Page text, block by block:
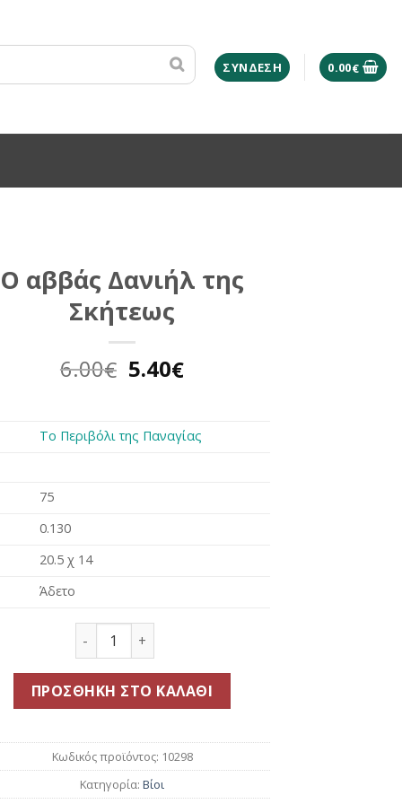
ΣΎΝΔΕΣΗ 0.00€
Ο αββάς Δανιήλ της
Σκήτεως
6.00€ Original
6.00€.
5.40€Η
είναι:
5.40€.
Το Περιβόλι της Παναγίας
75
0.130
20.5 χ 14
Άδετο
Ο αββάς Δανιήλ της Σκήτεως ποσότητα
ΠΡΟΣΘΉΚΗ ΣΤΟ ΚΑΛΆΘΙ
Κωδικός προϊόντος: 10298
Κατηγορία: Βίοι